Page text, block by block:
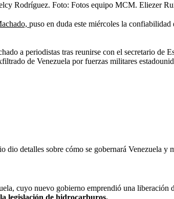
Rodríguez. Foto: Fotos equipo MCM. Eliezer
puso en duda este miércoles la
a periodistas tras reunirse con el secretario de
de Venezuela por fuerzas militares
dio detalles sobre cómo se gobernará Venezuela y
cuyo nuevo gobierno emprendió una
legislación de hidrocarburos.